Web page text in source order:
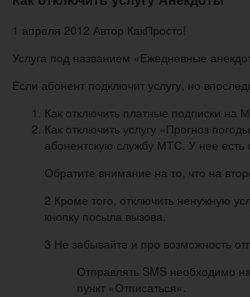
1 апреля 2012 Автор КакПросто!
Услуга под названием «Ежедневные
Если абонент подключит услугу, но
Как отключить платные подписки на
Как отключить услугу «Прогноз
абонентскую службу МТС. У нее
Обратите внимание на то, что на
2 Кроме того, отключить ненужную
кнопку посыла вызова.
3 Не забывайте и про возможность
Отправлять SMS необходимо
пункт «Отписаться».